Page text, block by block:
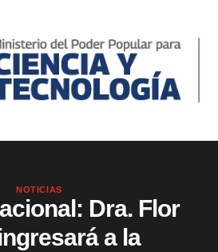
NOTICIAS
Dra. Flor
a la